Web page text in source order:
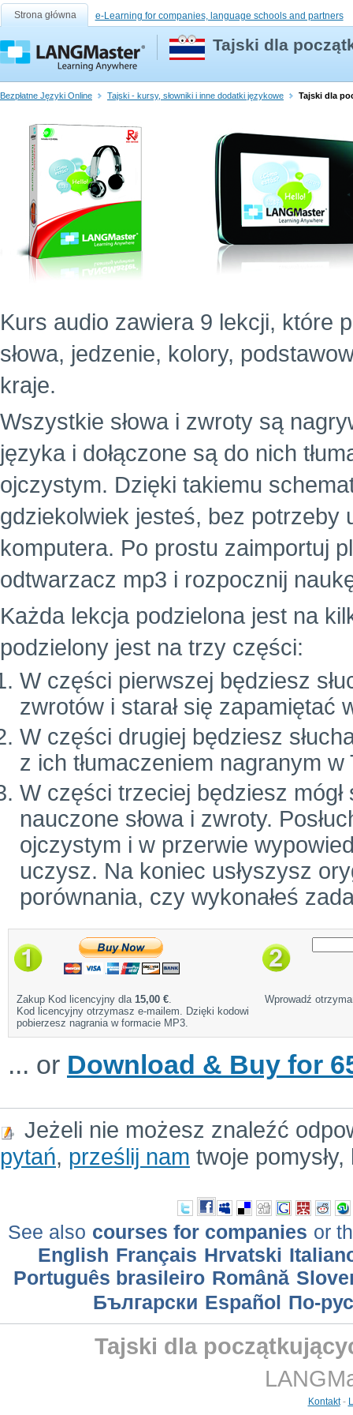
Strona główna e-Learning for companies, language schools and partners
Tajski dla
Bezpłatne Języki Online Tajski - kursy, słowniki i inne dodatki językowe Tajski dla
Kurs audio zawiera 9 lekcji, które
słowa, jedzenie, kolory,
kraje.
Wszystkie słowa i zwroty są
języka i dołączone są do nich
ojczystym. Dzięki takiemu
gdziekolwiek jesteś, bez potrzeby
komputera. Po prostu zaimportuj
odtwarzacz mp3 i rozpocznij
Każda lekcja podzielona jest na
podzielony jest na trzy części:
W części pierwszej będziesz
zwrotów i starał się zapamiętać
W części drugiej będziesz
z ich tłumaczeniem nagranym
W części trzeciej będziesz
nauczone słowa i zwroty.
ojczystym i w przerwie
uczysz. Na koniec usłyszysz
porównania, czy wykonałeś
Zakup Kod licencyjny dla 15,00 €.
Kod licencyjny otrzymasz e-mailem. Dzięki kodowi
pobierzesz nagrania w formacie MP3.
Wprowadź
... or Download & Buy for
Jeżeli nie możesz znaleźć
pytań, prześlij nam twoje
See also courses for companies or
English Français Hrvatski
Português brasileiro Română
Български Еspañol По-
Tajski dla
Kontakt-